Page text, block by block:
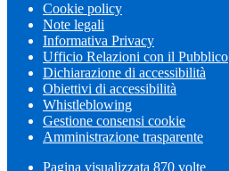
Cookie policy
Note legali
Informativa Privacy
Ufficio Relazioni con il Pubblico
Dichiarazione di accessibilità
Obiettivi di accessibilità
Whistleblowing
Gestione consensi cookie
Amministrazione trasparente
Pagina visualizzata 870 volte